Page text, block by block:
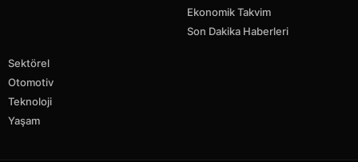
Ekonomik Takvim
Son Dakika Haberleri
Sektörel
Otomotiv
Teknoloji
Yaşam